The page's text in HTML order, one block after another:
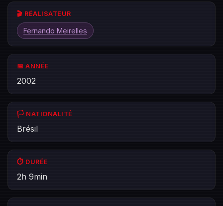
🎬 RÉALISATEUR
Fernando Meirelles
📅 ANNÉE
2002
🏳️ NATIONALITÉ
Brésil
⏱️ DURÉE
2h 9min